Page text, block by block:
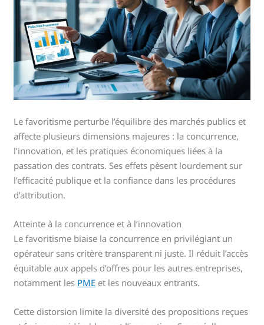
Le favoritisme perturbe l’équilibre des marchés publics et
affecte plusieurs dimensions majeures : la concurrence,
l’innovation, et les pratiques économiques liées à la
passation des contrats. Ses effets pèsent lourdement sur
l’efficacité publique et la confiance dans les procédures
d’attribution.
Atteinte à la concurrence et à l’innovation
Le favoritisme biaise la concurrence en privilégiant un
opérateur sans critère transparent ni juste. Il réduit l’accès
équitable aux appels d’offres pour les autres entreprises,
notamment les PME et les nouveaux entrants.
Cette distorsion limite la diversité des propositions reçues